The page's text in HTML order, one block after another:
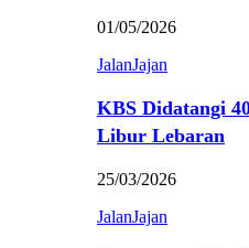
01/05/2026
JalanJajan
KBS Didatangi
Libur Lebaran
25/03/2026
JalanJajan